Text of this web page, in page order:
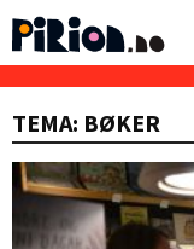
TEMA: BØKER